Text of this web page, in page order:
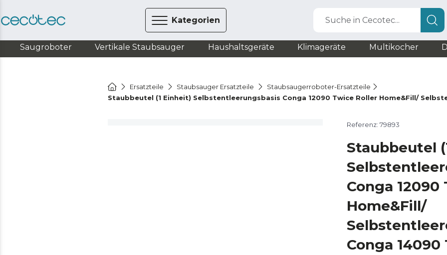
Kategorien Suche in Cecotec...
Saugroboter Vertikale Staubsauger Haushaltsgeräte Klimageräte Multikocher
Ersatzteile Staubsauger Ersatzteile
Staubsaugerroboter-Ersatzteile
Staubbeutel (1 Einheit) Selbstentleerungsbasis Conga 12090 Twice Roller Home&Fill/
Referenz: 79893
Staubbeutel
Conga 12090
Home&Fill/
Conga